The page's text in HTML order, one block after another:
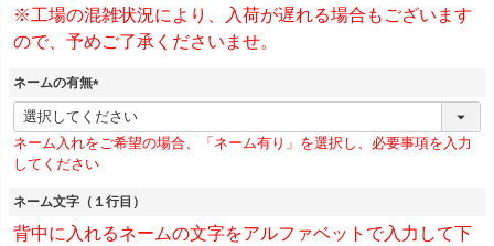
※工場の混雑状況により、入荷が遅れる場合もございます
ので、予めご了承くださいませ。
ネームの有無
(
必
須
)
ネーム入れをご希望の場合、「ネーム有り」を選択し、必要事項を入力
してください
ネーム文字（１行目）
背中に入れるネームの文字をアルファベットで入力して下